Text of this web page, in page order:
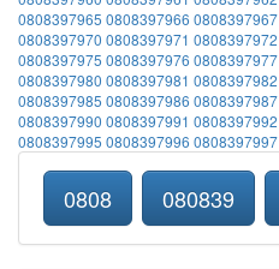
0808397965 0808397966 0808397967
0808397970 0808397971 0808397972
0808397975 0808397976 0808397977
0808397980 0808397981 0808397982
0808397985 0808397986 0808397987
0808397990 0808397991 0808397992
0808397995 0808397996 0808397997
0808 080839